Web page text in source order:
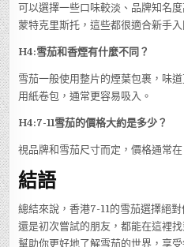
可以選擇一些口味較淡、品牌知名
蒙特克里斯托，這些都很適合新手入
H4:雪茄和香煙有什麼不同？
雪茄一般使用整片的煙葉包裹，味
用紙卷包，通常更容易吸入。
H4:7-11雪茄的價格大約是多少？
視品牌和雪茄尺寸而定，價格通常
結語
總結來說，香港7-11的雪茄選擇絕
還是初次嘗試的朋友，都能在這裡
幫助你更好地了解雪茄的世界，享